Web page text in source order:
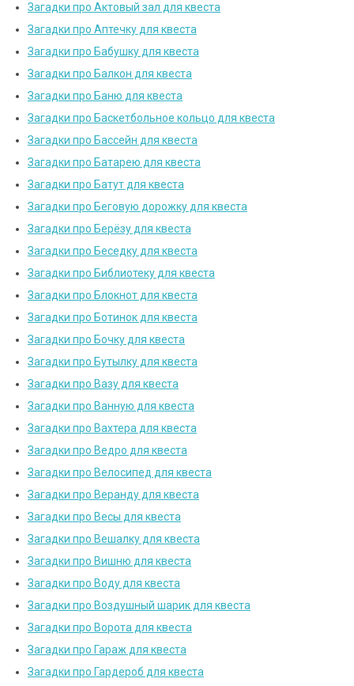
Загадки про Актовый зал для квеста
Загадки про Аптечку для квеста
Загадки про Бабушку для квеста
Загадки про Балкон для квеста
Загадки про Баню для квеста
Загадки про Баскетбольное кольцо для квеста
Загадки про Бассейн для квеста
Загадки про Батарею для квеста
Загадки про Батут для квеста
Загадки про Беговую дорожку для квеста
Загадки про Берёзу для квеста
Загадки про Беседку для квеста
Загадки про Библиотеку для квеста
Загадки про Блокнот для квеста
Загадки про Ботинок для квеста
Загадки про Бочку для квеста
Загадки про Бутылку для квеста
Загадки про Вазу для квеста
Загадки про Ванную для квеста
Загадки про Вахтера для квеста
Загадки про Ведро для квеста
Загадки про Велосипед для квеста
Загадки про Веранду для квеста
Загадки про Весы для квеста
Загадки про Вешалку для квеста
Загадки про Вишню для квеста
Загадки про Воду для квеста
Загадки про Воздушный шарик для квеста
Загадки про Ворота для квеста
Загадки про Гараж для квеста
Загадки про Гардероб для квеста